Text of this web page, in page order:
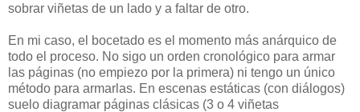
sobrar viñetas de un lado y a faltar de otro.
En mi caso, el bocetado es el momento más anárquico de
todo el proceso. No sigo un orden cronológico para armar
las páginas (no empiezo por la primera) ni tengo un único
método para armarlas. En escenas estáticas (con diálogos)
suelo diagramar páginas clásicas (3 o 4 viñetas